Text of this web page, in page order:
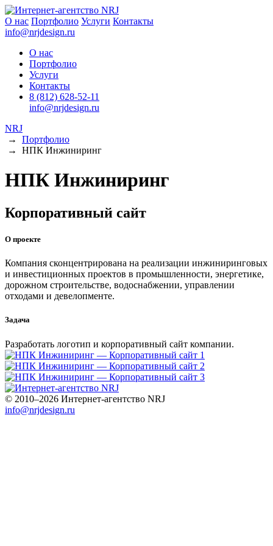
О нас Портфолио Услуги Контакты
info@nrjdesign.ru
О нас
Портфолио
Услуги
Контакты
8 (812) 628-52-11
info@nrjdesign.ru
NRJ
→ Портфолио
→ НПК Инжиниринг
НПК Инжиниринг
Корпоративный сайт
О проекте
Компания сконцентрирована на реализации инжиниринговых
и инвестиционных проектов в промышленности, энергетике,
дорожном строительстве, водоснабжении, управлении
отходами и девелопменте.
Задача
Разработать логотип и корпоративный сайт компании.
© 2010–2026 Интернет-агентство NRJ
info@nrjdesign.ru